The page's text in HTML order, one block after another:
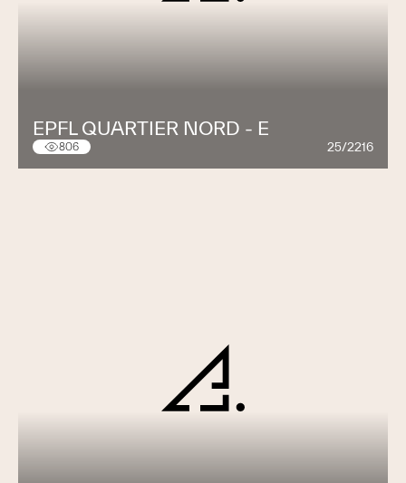
EPFL QUARTIER NORD - E
806 25/2216